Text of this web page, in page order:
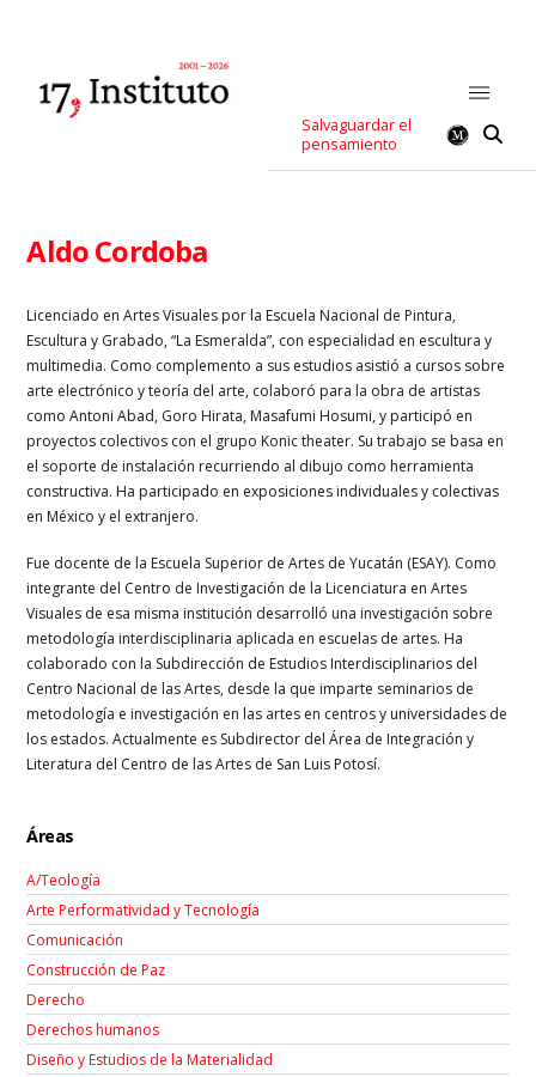
Salvaguardar el
pensamiento
Aldo Cordoba
Licenciado en Artes Visuales por la Escuela Nacional de Pintura,
Escultura y Grabado, “La Esmeralda”, con especialidad en escultura y
multimedia. Como complemento a sus estudios asistió a cursos sobre
arte electrónico y teoría del arte, colaboró para la obra de artistas
como Antoni Abad, Goro Hirata, Masafumi Hosumi, y participó en
proyectos colectivos con el grupo Konic theater. Su trabajo se basa en
el soporte de instalación recurriendo al dibujo como herramienta
constructiva. Ha participado en exposiciones individuales y colectivas
en México y el extranjero.
Fue docente de la Escuela Superior de Artes de Yucatán (ESAY). Como
integrante del Centro de Investigación de la Licenciatura en Artes
Visuales de esa misma institución desarrolló una investigación sobre
metodología interdisciplinaria aplicada en escuelas de artes. Ha
colaborado con la Subdirección de Estudios Interdisciplinarios del
Centro Nacional de las Artes, desde la que imparte seminarios de
metodología e investigación en las artes en centros y universidades de
los estados. Actualmente es Subdirector del Área de Integración y
Literatura del Centro de las Artes de San Luis Potosí.
Áreas
A/Teología
Arte Performatividad y Tecnología
Comunicación
Construcción de Paz
Derecho
Derechos humanos
Diseño y Estudios de la Materialidad